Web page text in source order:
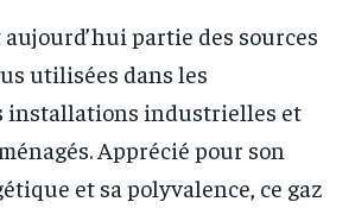
partie des sources
utilisées dans les
installations industrielles et
Apprécié pour son
et sa polyvalence, ce gaz